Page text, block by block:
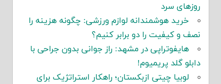
روزهای سرد
خرید هوشمندانه لوازم ورزشی: چگونه هزینه را
نصف و کیفیت را دو برابر کنیم؟
هایفوتراپی در مشهد: راز جوانی بدون جراحی با
دابلو گلد پریمیوم!
لوبیا چیتی ازبکستان؛ راهکار استراتژیک برای